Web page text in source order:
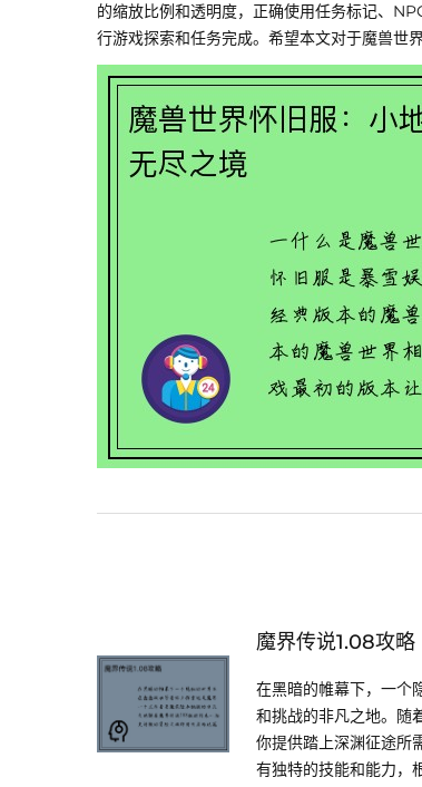
的缩放比例和透明度，正确使用任务标记、
行游戏探索和任务完成。希望本文对于魔兽世
魔界传说1.08攻略
在黑暗的帷幕下，一个
和挑战的非凡之地。随
你提供踏上深渊征途所
有独特的技能和能力，